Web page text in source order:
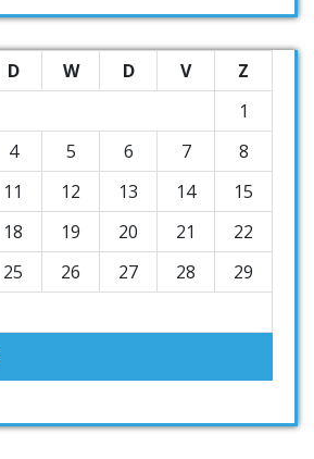
D W D V
Z
1
4 5 6 7
8
11 12 13 14
15
18 19 20 21
22
25 26 27 28
29